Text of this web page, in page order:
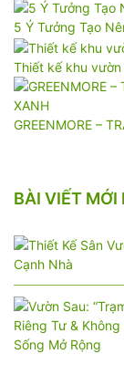
5 Ý Tưởng Tạo
Thiết kế khu
GREENMORE –
BÀI VIẾT MỚI